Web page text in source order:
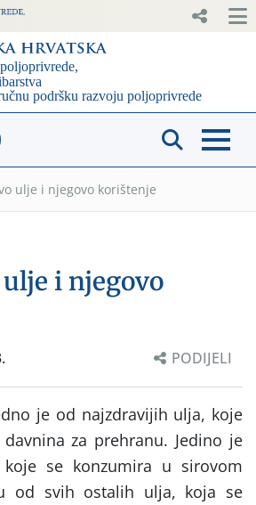
ulje i njegovo korištenje
i njegovo
PODIJELI
je od najzdravijih ulja, koje
za prehranu. Jedino je
se konzumira u sirovom
od svih ostalih ulja, koja se